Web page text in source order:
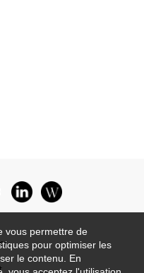
vous permettre de
pour optimiser les
le contenu. En